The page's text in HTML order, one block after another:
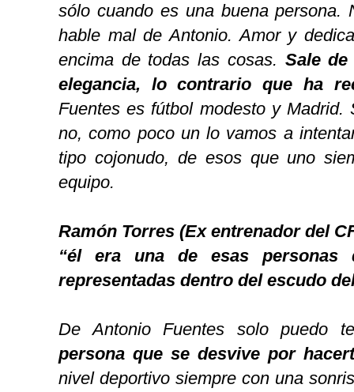
sólo cuando es una buena persona.
hable mal de Antonio. Amor y
encima de todas las cosas. Sale
elegancia, lo contrario que ha
Fuentes es fútbol modesto y
no, como poco un lo vamos a
tipo cojonudo, de esos que uno
equipo.
Ramón Torres (Ex entrenador del
“él era una de esas personas
representadas dentro del escudo
De Antonio Fuentes solo puedo
persona que se desvive por
nivel deportivo siempre con una